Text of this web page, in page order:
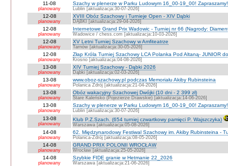
11-08
planowany
Szachy w plenerze w Parku Ludowym 16_00-19_00! Zapraszamy!
Lublin [aktualizacja:30-07-2026]
12-08
planowany
XVIII Obóz Szachowy i Turnieje Open - XIV Dąbki
DĄBKI [aktualizacja:29-04-2026]
12-08
planowany
Internetowe Grand Prix Wadowic - Turniej nr 66 (Nagrody:
Wadowice / chess.com [aktualizacja:10-03-2026]
12-08
planowany
XV Letni Turniej Szachowy w Amfiteatrze
Tarnów [aktualizacja:30-05-2026]
12-08
planowany
Złap Króla Turniej Szachowy LCA Polanka Pod Altaną- JUNIOR
Krosno [aktualizacja:04-08-2026]
13-08
planowany
XIV Turniej Szachowy - Dąbki 2026
Dąbki [aktualizacja:02-03-2026]
13-08
planowany
www.oboz-szachowy.pl podczas Memoriału Akiby Rubinsteina
Polanica Zdrój [aktualizacja:21-04-2026]
13-08
planowany
Obóz wakacyjny Szachowej Dwójki (10 dni - 2 399 zł)
Stare Kaleńsko (Pojezierze Drawskie) [aktualizacja:14-06-2026]
13-08
planowany
Szachy w plenerze w Parku Ludowym 16_00-19_00! Zapraszamy!
Lublin [aktualizacja:30-07-2026]
13-08
planowany
Klub P.Z.Szach. (654 turniej czwartkowy pamięci P. Wajszczyka)
Warszawa [aktualizacja:05-08-2026]
14-08
planowany
62. Międzynarodowy Festiwal Szachowy im. Akiby Rubinsteina -
Polanica-Zdrój [aktualizacja:08-05-2026]
14-08
planowany
GRAND PRIX POLONII WROCŁAW
Wrocław [aktualizacja:25-05-2026]
14-08
planowany
Szybkie FIDE granie w Hetmanie 22_2026
Warszawa [aktualizacja:21-06-2026]